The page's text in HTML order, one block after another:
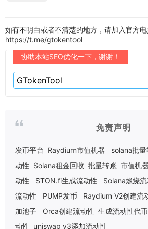
如有不明白或者不清楚的地方，请加入官方电
https://t.me/gtokentool
协助本站SEO优化一下，谢谢！
免责声明
发币平台 Raydium市值机器 solana批量
动性 Solana租金回收 批量转账 市值机
动性
STON.fi生成流动性 Solana燃烧
流动性
PUMP发币 Raydium V2创建流
加池子
Orca创建流动性 生成流动性代币
动性 uniswap v3添加流动性